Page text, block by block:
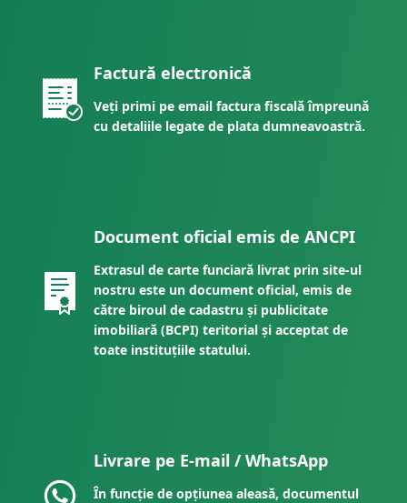
Factură electronică
Veți primi pe email factura fiscală împreună
cu detaliile legate de plata dumneavoastră.
Document oficial emis de ANCPI
Extrasul de carte funciară livrat prin site-ul
nostru este un document oficial, emis de
către biroul de cadastru și publicitate
imobiliară (BCPI) teritorial și acceptat de
toate instituțiile statului.
Livrare pe E-mail / WhatsApp
În funcție de opțiunea aleasă, documentul